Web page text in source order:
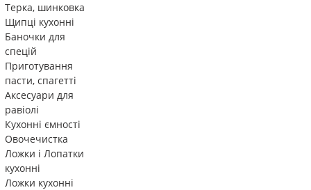
Терка, шинковка
Щипці кухонні
Баночки для
спецій
Приготування
пасти, спагетті
Аксесуари для
равіолі
Кухонні ємності
Овочечистка
Ложки і Лопатки
кухонні
Ложки кухонні